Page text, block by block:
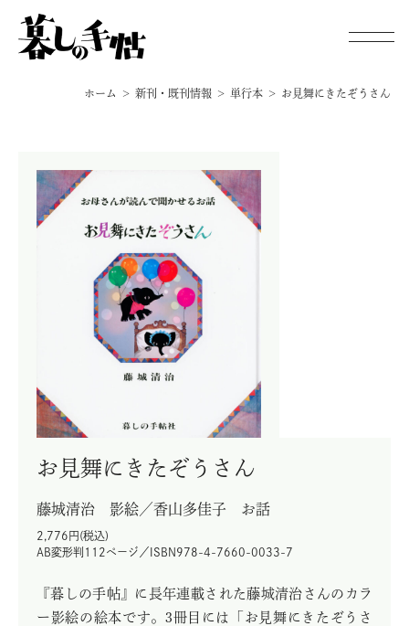
手帖通信
オンラインストア
暮しの手帖 電子版
ホーム 新刊・既刊情報 単行本 お見舞にきたぞうさん
お見舞にきたぞうさん
藤城清治 影絵／香山多佳子 お話
2,776円(税込)
AB変形判112ページ／ISBN978-4-7660-0033-7
『暮しの手帖』に長年連載された藤城清治さんのカラ
ー影絵の絵本です。3冊目には「お見舞にきたぞうさ